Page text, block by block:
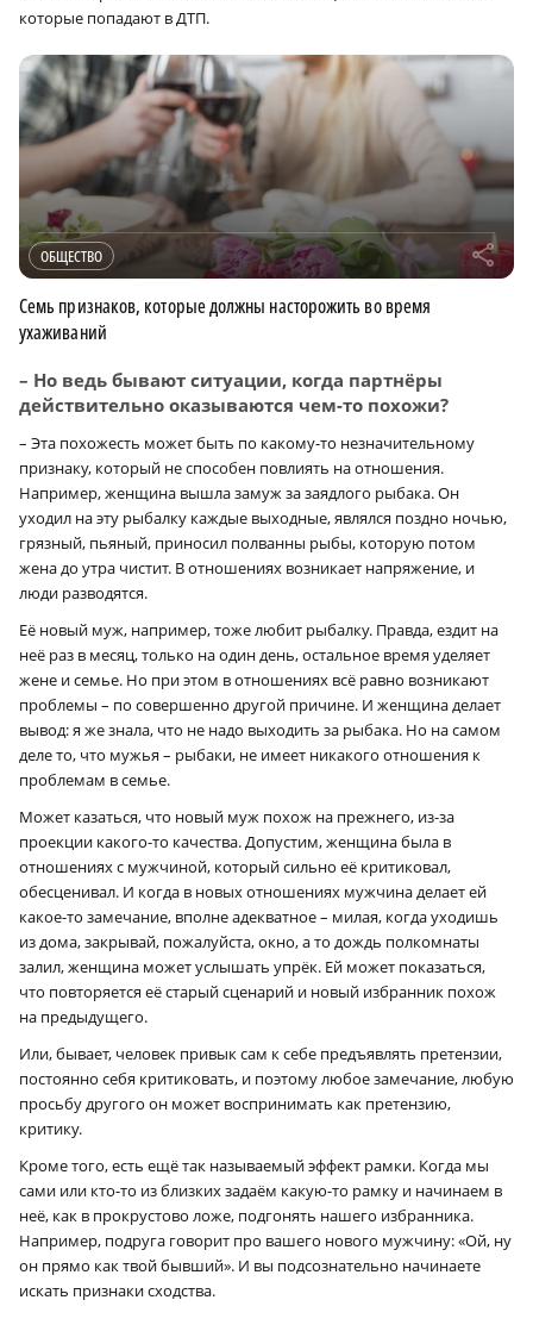
которые попадают в ДТП.
ОБЩЕСТВО r
Семь признаков, которые должны насторожить во время
ухаживаний
– Но ведь бывают ситуации, когда партнёры
действительно оказываются чем-то похожи?
– Эта похожесть может быть по какому-то незначительному
признаку, который не способен повлиять на отношения.
Например, женщина вышла замуж за заядлого рыбака. Он
уходил на эту рыбалку каждые выходные, являлся поздно ночью,
грязный, пьяный, приносил полванны рыбы, которую потом
жена до утра чистит. В отношениях возникает напряжение, и
люди разводятся.
Её новый муж, например, тоже любит рыбалку. Правда, ездит на
неё раз в месяц, только на один день, остальное время уделяет
жене и семье. Но при этом в отношениях всё равно возникают
проблемы – по совершенно другой причине. И женщина делает
вывод: я же знала, что не надо выходить за рыбака. Но на самом
деле то, что мужья – рыбаки, не имеет никакого отношения к
проблемам в семье.
Может казаться, что новый муж похож на прежнего, из-за
проекции какого-то качества. Допустим, женщина была в
отношениях с мужчиной, который сильно её критиковал,
обесценивал. И когда в новых отношениях мужчина делает ей
какое-то замечание, вполне адекватное – милая, когда уходишь
из дома, закрывай, пожалуйста, окно, а то дождь полкомнаты
залил, женщина может услышать упрёк. Ей может показаться,
что повторяется её старый сценарий и новый избранник похож
на предыдущего.
Или, бывает, человек привык сам к себе предъявлять претензии,
постоянно себя критиковать, и поэтому любое замечание, любую
просьбу другого он может воспринимать как претензию,
критику.
Кроме того, есть ещё так называемый эффект рамки. Когда мы
сами или кто-то из близких задаём какую-то рамку и начинаем в
неё, как в прокрустово ложе, подгонять нашего избранника.
Например, подруга говорит про вашего нового мужчину: «Ой, ну
он прямо как твой бывший». И вы подсознательно начинаете
искать признаки сходства.
×